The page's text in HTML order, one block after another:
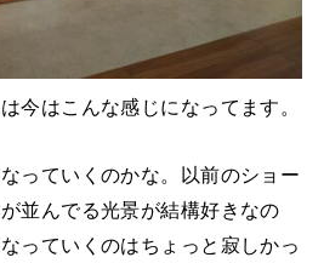
今はこんな感じになってます。
っていくのかな。以前のショー
並んでる光景が結構好きなの
っていくのはちょっと寂しかっ